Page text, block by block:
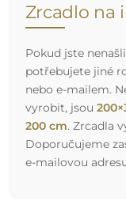
Zrcadlo na
Pokud jste
potřebujete jiné
nebo e-mailem.
vyrobit, jsou
200 cm. Zrcadla
Doporučujeme
e-mailovou